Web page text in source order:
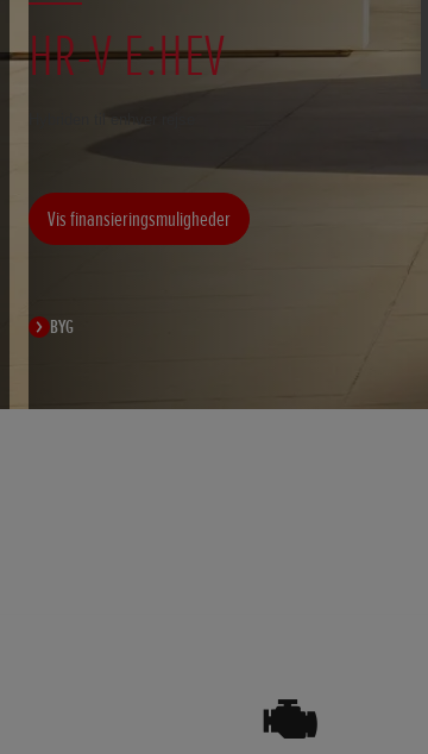
HR-V E:HEV
Vis finansieringsmuligheder
BYG